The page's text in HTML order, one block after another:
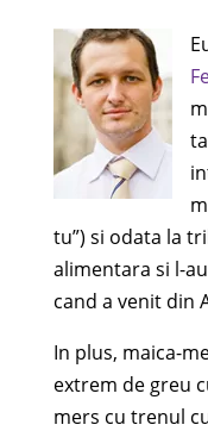
tu”) si odata la
alimentara si l-
cand a venit din
In plus, maica-
extrem de greu
mers cu trenul